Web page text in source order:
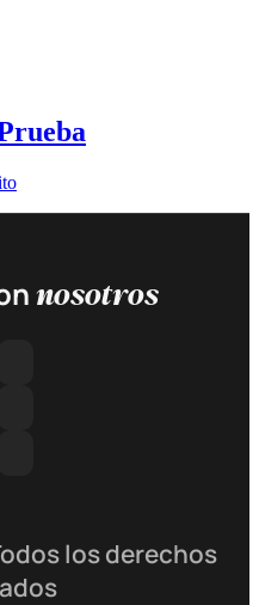
nosotros
los derechos